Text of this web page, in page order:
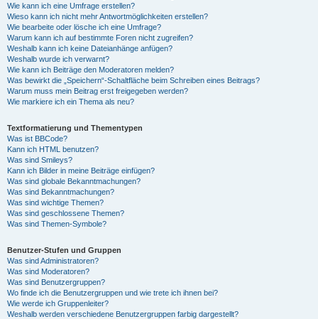
Wie kann ich eine Umfrage erstellen?
Wieso kann ich nicht mehr Antwortmöglichkeiten erstellen?
Wie bearbeite oder lösche ich eine Umfrage?
Warum kann ich auf bestimmte Foren nicht zugreifen?
Weshalb kann ich keine Dateianhänge anfügen?
Weshalb wurde ich verwarnt?
Wie kann ich Beiträge den Moderatoren melden?
Was bewirkt die „Speichern“-Schaltfläche beim Schreiben eines Beitrags?
Warum muss mein Beitrag erst freigegeben werden?
Wie markiere ich ein Thema als neu?
Textformatierung und Thementypen
Was ist BBCode?
Kann ich HTML benutzen?
Was sind Smileys?
Kann ich Bilder in meine Beiträge einfügen?
Was sind globale Bekanntmachungen?
Was sind Bekanntmachungen?
Was sind wichtige Themen?
Was sind geschlossene Themen?
Was sind Themen-Symbole?
Benutzer-Stufen und Gruppen
Was sind Administratoren?
Was sind Moderatoren?
Was sind Benutzergruppen?
Wo finde ich die Benutzergruppen und wie trete ich ihnen bei?
Wie werde ich Gruppenleiter?
Weshalb werden verschiedene Benutzergruppen farbig dargestellt?